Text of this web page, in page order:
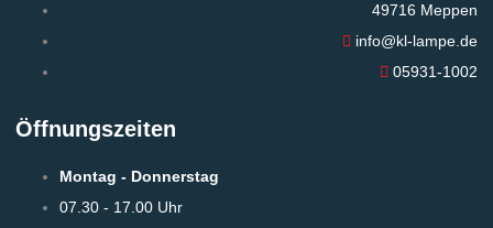
49716 Meppen
info@kl-lampe.de
05931-1002
Öffnungszeiten
Montag - Donnerstag
07.30 - 17.00 Uhr